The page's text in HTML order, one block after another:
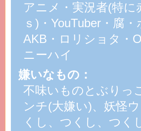
アニメ・実況者(特に
ｓ)・YouTuber・腐・
AKB・ロリショタ・
ニーハイ
嫌いなもの：
不味いものとぶりっ
ンチ(大嫌い)、妖怪
くし、つくし、つく